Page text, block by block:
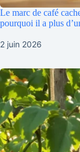
Le marc de café
pourquoi il a plus
2 juin 2026